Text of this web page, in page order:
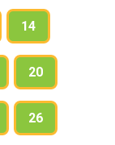
14
20
26